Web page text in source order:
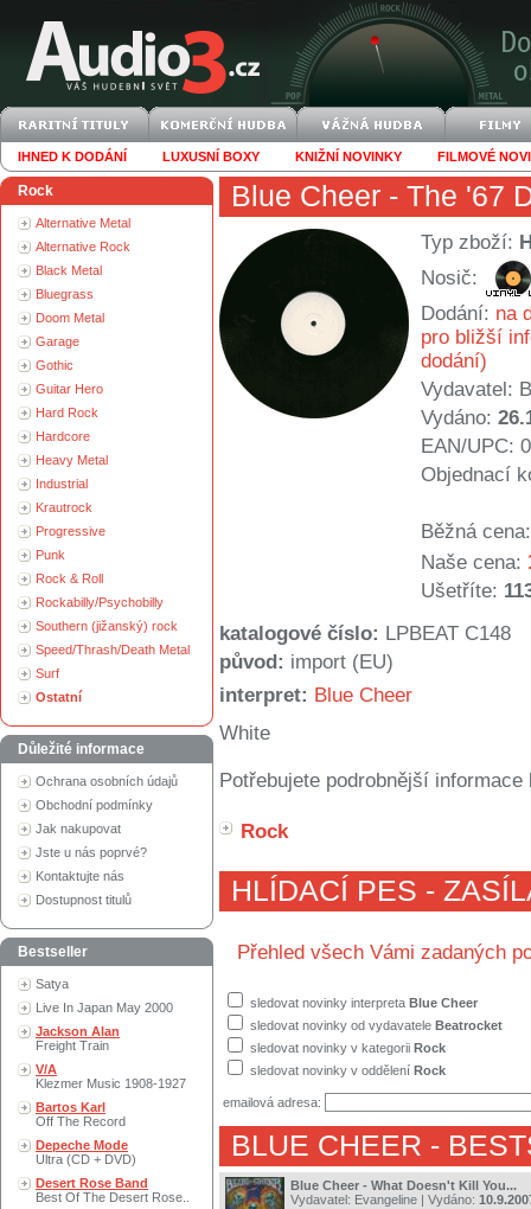
IHNED K DODÁNÍ LUXUSNÍ BOXY KNIŽNÍ NOVINKY FILMOVÉ
Rock
Alternative Metal
Alternative Rock
Black Metal
Bluegrass
Doom Metal
Garage
Gothic
Guitar Hero
Hard Rock
Hardcore
Heavy Metal
Industrial
Krautrock
Progressive
Punk
Rock & Roll
Rockabilly/Psychobilly
Southern (jižanský) rock
Speed/Thrash/Death Metal
Surf
Ostatní
Důležité informace
Ochrana osobních údajů
Obchodní podmínky
Jak nakupovat
Jste u nás poprvé?
Kontaktujte nás
Dostupnost titulů
Bestseller
Satya
Live In Japan May 2000
Jackson Alan
Freight Train
V/A
Klezmer Music 1908-1927
Bartos Karl
Off The Record
Depeche Mode
Ultra (CD + DVD)
Desert Rose Band
Best Of The Desert Rose..
Blue Cheer - The '67
Typ zboží:
Nosič:
Dodání: na
pro bližší
dodání)
Vydavatel:
Vydáno:
EAN/UPC:
Objednací
Běžná cena:
Naše cena:
Ušetříte:
katalogové číslo: LPBEAT C148
původ: import (EU)
interpret: Blue Cheer
White
Potřebujete podrobnější
Rock
HLÍDACÍ PES -
Přehled všech Vámi zadaných
sledovat novinky interpreta Blue Cheer
sledovat novinky od vydavatele Beatrocket
sledovat novinky v kategorii Rock
sledovat novinky v oddělení Rock
emailová adresa:
BLUE CHEER -
Blue Cheer - What Doesn't Kill You...
Vydavatel: Evangeline | Vydáno: